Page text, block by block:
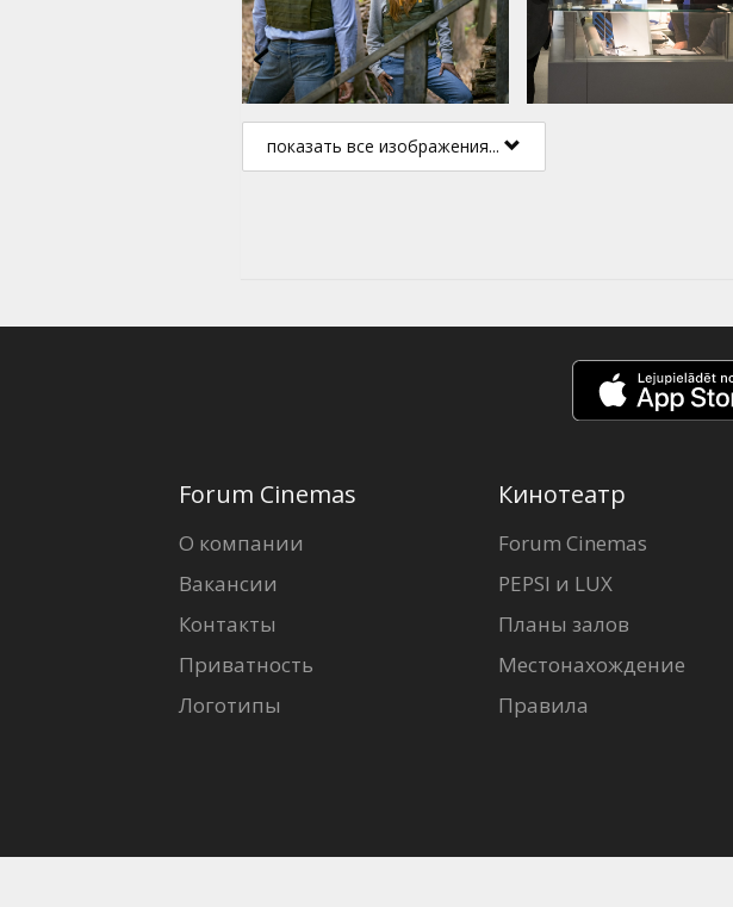
показать все изображения...
Forum Cinemas
О компании
Вакансии
Контакты
Приватность
Логотипы
Кинотеатр
Forum Cinemas
PEPSI и LUX
Планы залов
Местонахождение
Правила